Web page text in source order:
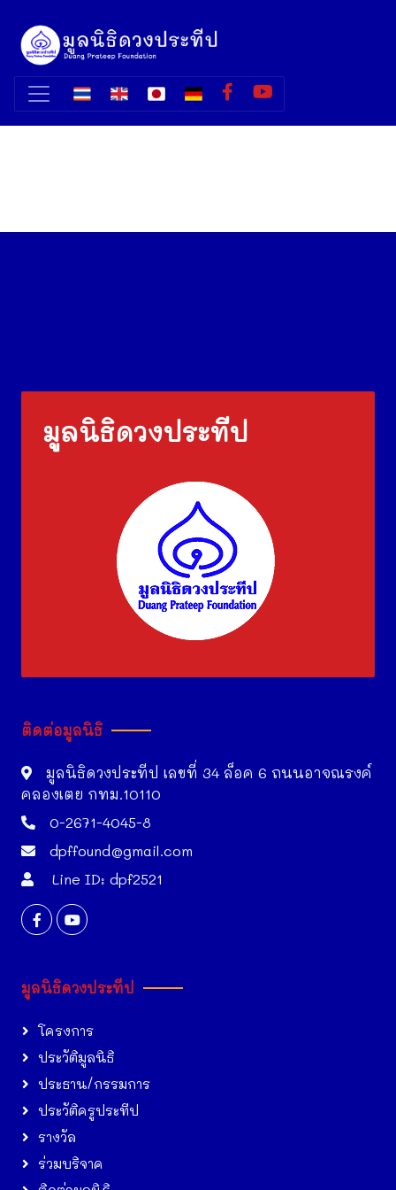
มูลนิธิดวงประทีป
ติดต่อมูลนิธิ
มูลนิธิดวงประทีป เลขที่ 34 ล็อค 6 ถนนอาจณรงค์
คลองเตย กทม.10110
0-2671-4045-8
dpffound@gmail.com
Line ID: dpf2521
มูลนิธิดวงประทีป
โครงการ
ประวัติมูลนิธิ
ประธาน/กรรมการ
ประวัติครูประทีป
รางวัล
ร่วมบริจาค